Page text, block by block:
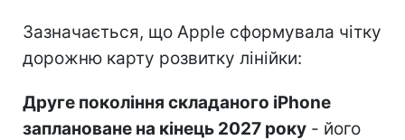
Зазначається, що Apple сформувала чітку
дорожню карту розвитку лінійки:
Друге покоління складаного iPhone
заплановане на кінець 2027 року - його